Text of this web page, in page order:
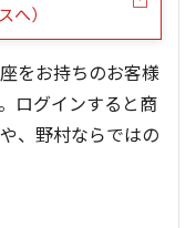
へ）
をお持ちのお客様
ログインすると商
、野村ならではの